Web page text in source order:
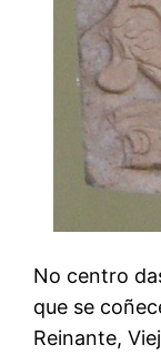
No centro
que se
Reinante,